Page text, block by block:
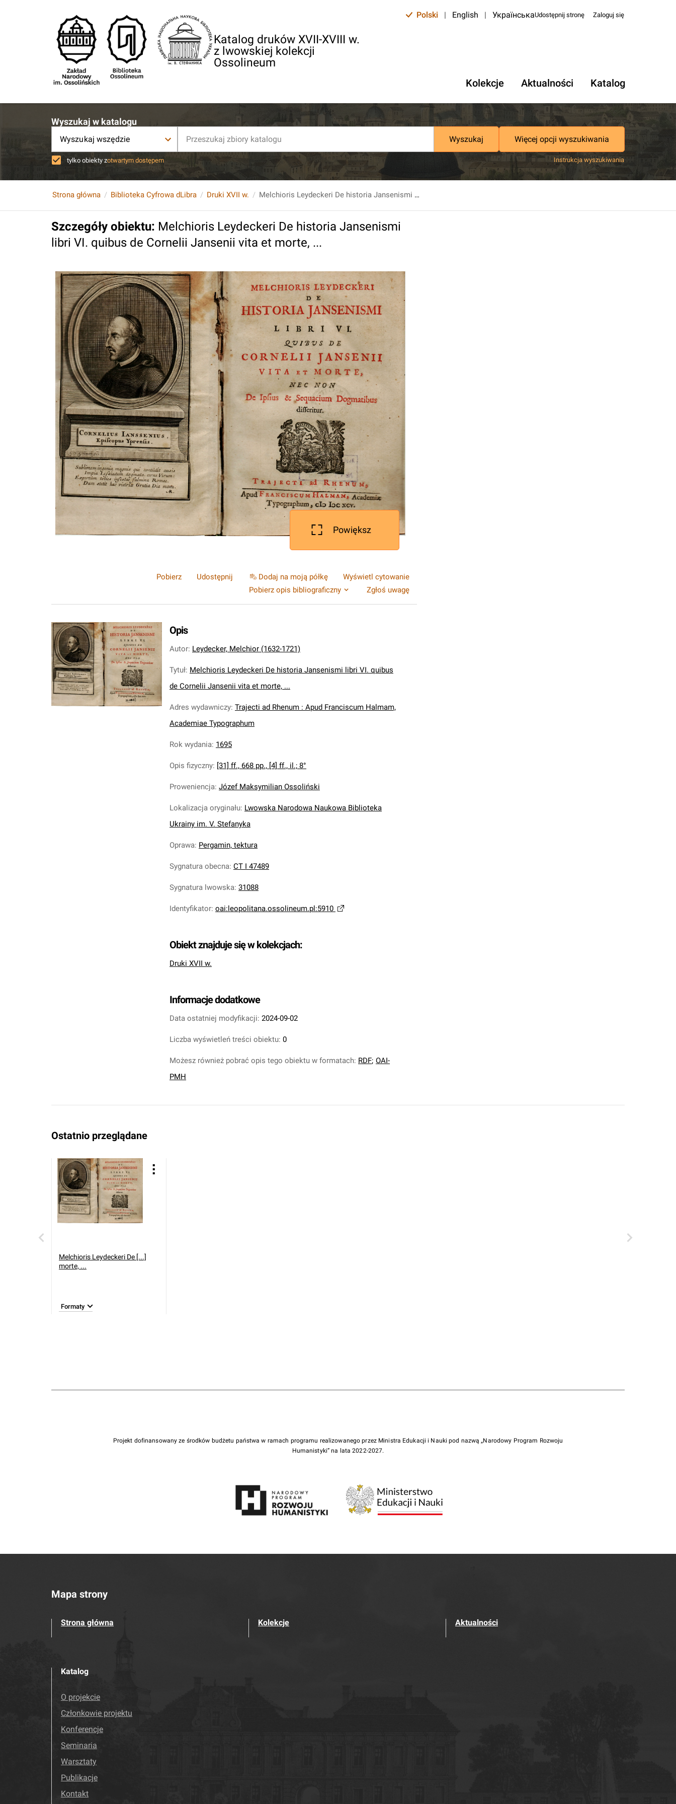
Katalog druków XVII-XVIII w.
z lwowskiej kolekcji
Ossolineum
Polski | English | УкраїнськаUdostępnij stronę Zaloguj się
Kolekcje Aktualności Katalog
Wyszukaj w katalogu
Wyszukaj wszędzie Wyszukaj Więcej opcji wyszukiwania
tylko obiekty zotwartym dostępem Instrukcja wyszukiwania
Strona główna Biblioteka Cyfrowa dLibra Druki XVII w. Melchioris Leydeckeri De historia Jansenismi libri VI. quibus de Cornelii Jansenii vita et morte, ...
Szczegóły obiektu: Melchioris Leydeckeri De historia Jansenismi
libri VI. quibus de Cornelii Jansenii vita et morte, ...
Powiększ
Pobierz Udostępnij Dodaj na moją półkę
Wyświetl cytowanie
Pobierz opis bibliograficzny
Zgłoś uwagę
Opis
Autor: Leydecker, Melchior (1632-1721)
Tytuł: Melchioris Leydeckeri De historia Jansenismi libri VI. quibus
de Cornelii Jansenii vita et morte, ...
Adres wydawniczy: Trajecti ad Rhenum : Apud Franciscum Halmam,
Academiae Typographum
Rok wydania: 1695
Opis fizyczny: [31] ff., 668 pp., [4] ff., il.; 8°
Proweniencja: Józef Maksymilian Ossoliński
Lokalizacja oryginału: Lwowska Narodowa Naukowa Biblioteka
Ukrainy im. V. Stefanyka
Oprawa: Pergamin, tektura
Sygnatura obecna: CT I 47489
Sygnatura lwowska: 31088
Identyfikator: oai:leopolitana.ossolineum.pl:5910
Obiekt znajduje się w kolekcjach:
Druki XVII w.
Informacje dodatkowe
Data ostatniej modyfikacji: 2024-09-02
Liczba wyświetleń treści obiektu: 0
Możesz również pobrać opis tego obiektu w formatach: RDF; OAI-
PMH
Ostatnio przeglądane
Melchioris Leydeckeri De [...]
morte, ...
Formaty
Projekt dofinansowany ze środków budżetu państwa w ramach programu realizowanego przez Ministra Edukacji i Nauki pod nazwą „Narodowy Program Rozwoju
Humanistyki” na lata 2022-2027.
Mapa strony
Strona główna Kolekcje Aktualności
Katalog
O projekcie
Członkowie projektu
Konferencje
Seminaria
Warsztaty
Publikacje
Kontakt